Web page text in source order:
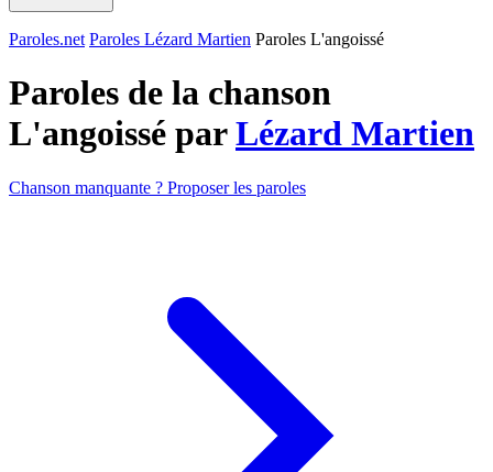
Paroles.net Paroles Lézard Martien Paroles L'angoissé
Paroles de la chanson
L'angoissé parLézard Martien
Chanson manquante ? Proposer les paroles